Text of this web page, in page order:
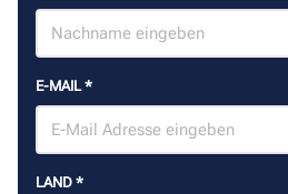
E-MAIL*
LAND *